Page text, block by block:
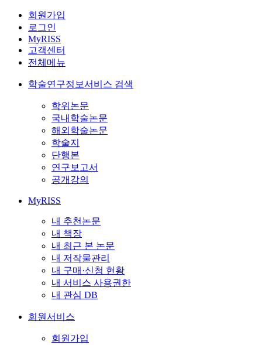
회원가입
로그인
MyRISS
고객센터
전체메뉴
학술연구정보서비스 검색
학위논문
국내학술논문
해외학술논문
학술지
단행본
연구보고서
공개강의
MyRISS
내 추천논문
내 책장
내 최근 본 논문
내 저작물관리
내 구매·신청 현황
내 서비스 사용권한
내 관심 DB
회원서비스
회원가입